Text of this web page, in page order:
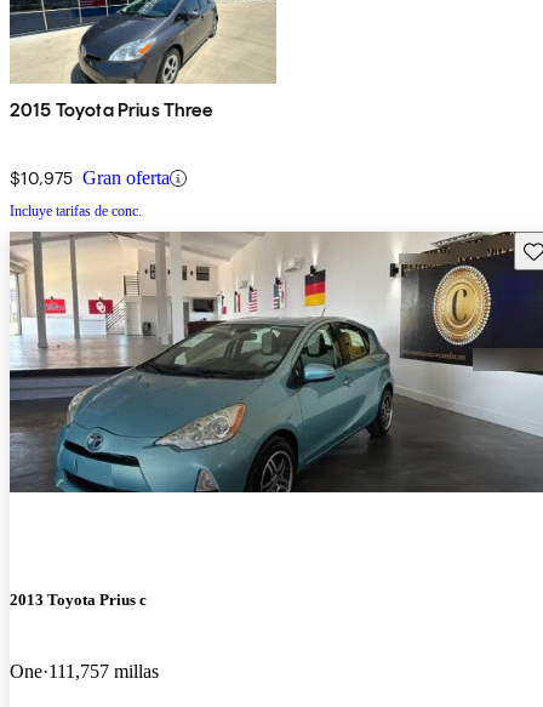
2015 Toyota Prius Three
$10,975 Gran oferta
Incluye tarifas de conc.
2013 Toyota Prius c
One 111,757 millas